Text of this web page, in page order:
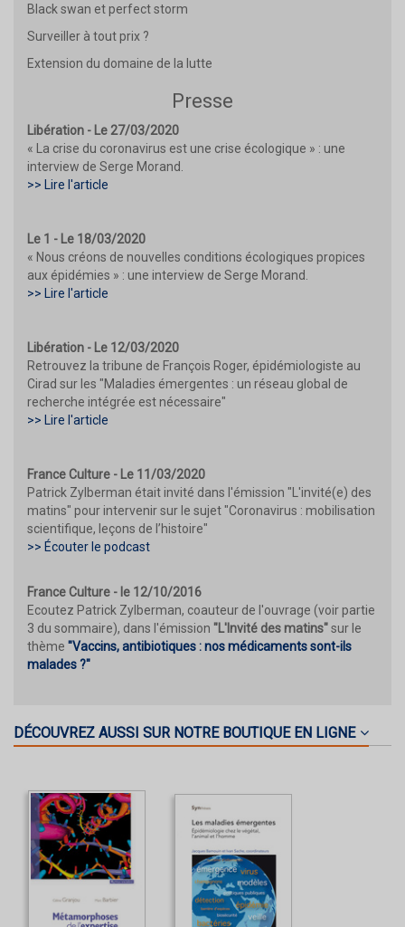
Black swan et perfect storm
Surveiller à tout prix ?
Extension du domaine de la lutte
Presse
Libération - Le 27/03/2020
« La crise du coronavirus est une crise écologique » : une
interview de Serge Morand.
>> Lire l'article
Le 1 - Le 18/03/2020
« Nous créons de nouvelles conditions écologiques propices
aux épidémies » : une interview de Serge Morand.
>> Lire l'article
Libération - Le 12/03/2020
Retrouvez la tribune de François Roger, épidémiologiste au
Cirad sur les "Maladies émergentes : un réseau global de
recherche intégrée est nécessaire"
>> Lire l'article
France Culture - Le 11/03/2020
Patrick Zylberman était invité dans l'émission "L'invité(e) des
matins" pour intervenir sur le sujet "Coronavirus : mobilisation
scientifique, leçons de l’histoire"
>> Écouter le podcast
France Culture - le 12/10/2016
Ecoutez Patrick Zylberman, coauteur de l'ouvrage (voir partie
3 du sommaire), dans l'émission "L'Invité des matins"sur le
thème "Vaccins, antibiotiques : nos médicaments sont-ils
malades ?"
DÉCOUVREZ AUSSI SUR NOTRE BOUTIQUE EN LIGNE